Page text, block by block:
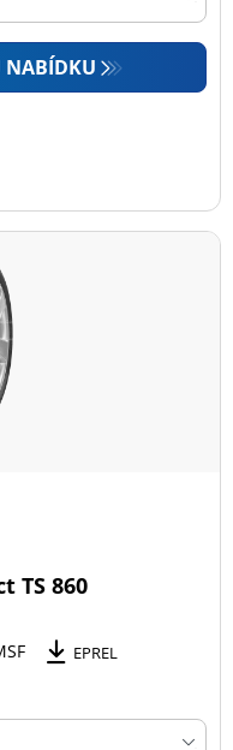
NABÍDKU
TS 860
EPREL